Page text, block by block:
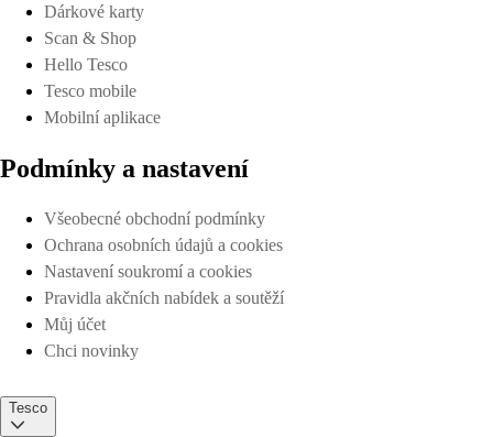
Dárkové karty
Scan & Shop
Hello Tesco
Tesco mobile
Mobilní aplikace
Podmínky a nastavení
Všeobecné obchodní podmínky
Ochrana osobních údajů a cookies
Nastavení soukromí a cookies
Pravidla akčních nabídek a soutěží
Můj účet
Chci novinky
Tesco